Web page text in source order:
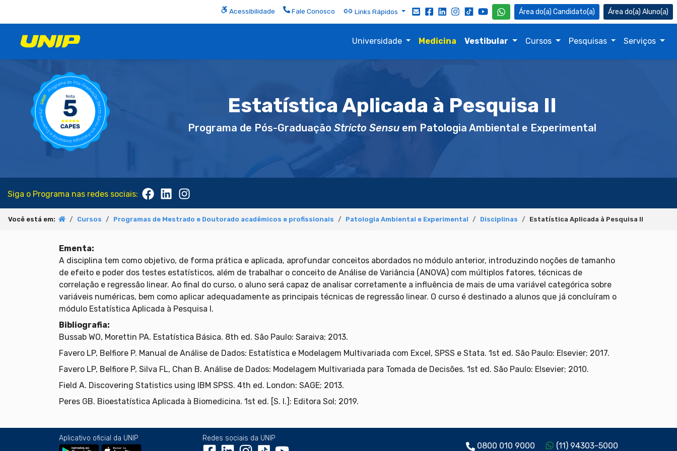
Acessibilidade Fale Conosco Links Rápidos Candidato(a) Aluno(a)
Universidade Medicina Vestibular Cursos Pesquisas Serviços
Estatística Aplicada à Pesquisa II
Programa de Pós-Graduação Stricto Sensu em Patologia Ambiental e Experimental
Siga o Programa nas redes sociais:
Você está em: Cursos Programas de Mestrado e Doutorado acadêmicos e profissionais Patologia Ambiental e Experimental Disciplinas Estatística Aplicada à Pesquisa II
Ementa:
A disciplina tem como objetivo, de forma prática e aplicada, aprofundar conceitos abordados no módulo anterior, introduzindo noções de tamanho
de efeito e poder dos testes estatísticos, além de trabalhar o conceito de Análise de Variância (ANOVA) com múltiplos fatores, técnicas de
correlação e regressão linear. Ao final do curso, o aluno será capaz de analisar corretamente a influência de mais de uma variável categórica sobre
variáveis numéricas, bem como aplicar adequadamente as principais técnicas de regressão linear. O curso é destinado a alunos que já concluíram o
módulo Estatística Aplicada à Pesquisa I.
Bibliografia:
Bussab WO, Morettin PA. Estatística Básica. 8th ed. São Paulo: Saraiva; 2013.
Favero LP, Belfiore P. Manual de Análise de Dados: Estatística e Modelagem Multivariada com Excel, SPSS e Stata. 1st ed. São Paulo: Elsevier; 2017.
Favero LP, Belfiore P, Silva FL, Chan B. Análise de Dados: Modelagem Multivariada para Tomada de Decisões. 1st ed. São Paulo: Elsevier; 2010.
Field A. Discovering Statistics using IBM SPSS. 4th ed. London: SAGE; 2013.
Peres GB. Bioestatística Aplicada à Biomedicina. 1st ed. [S. l.]: Editora Sol; 2019.
Aplicativo oficial da UNIP Redes sociais da UNIP
0800 010 9000 (11) 94303-5000